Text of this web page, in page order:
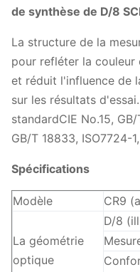
de synthèse de D/8
La structure de la
pour refléter la couleur
et réduit l'influence de
sur les résultats
standardCIE No.15,
GB/T 18833, ISO7724-
Spécifications
Modèle CR9
La géométrie
optique
D/8